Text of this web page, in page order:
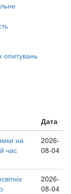
опитувань
Дата
на
час
2026-
08-04
2026-
08-04